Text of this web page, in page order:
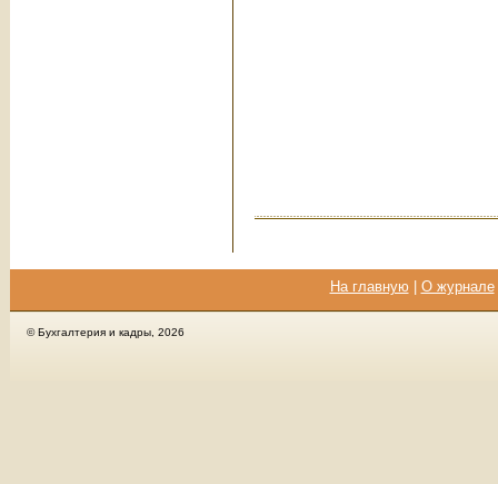
На главную| О журнале
© Бухгалтерия и кадры, 2026